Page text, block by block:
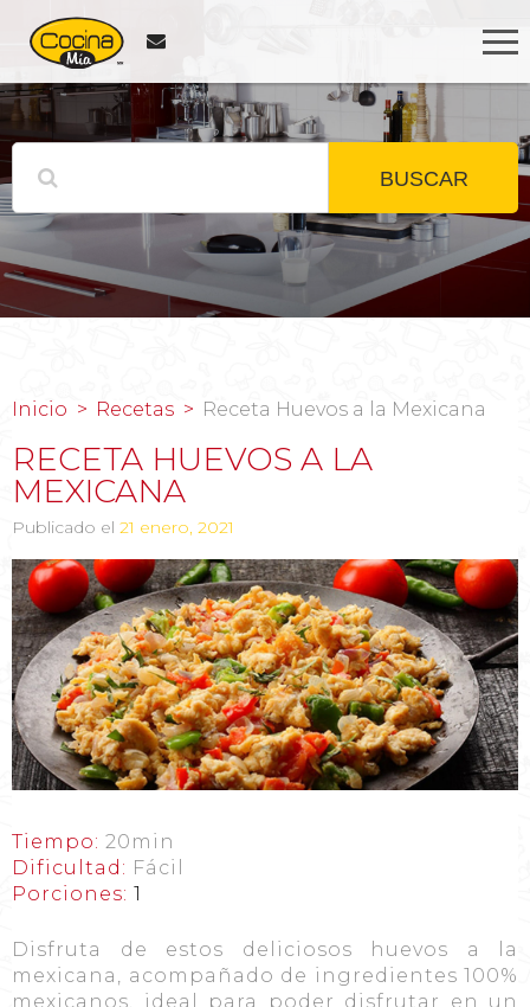
BUSCAR
Inicio Recetas Receta Huevos a la Mexicana
RECETA HUEVOS A LA
MEXICANA
Publicado el 21 enero, 2021
Tiempo: 20min
Dificultad: Fácil
Porciones: 1
Disfruta de estos deliciosos huevos a la
mexicana, acompañado de ingredientes 100%
mexicanos, ideal para poder disfrutar en un